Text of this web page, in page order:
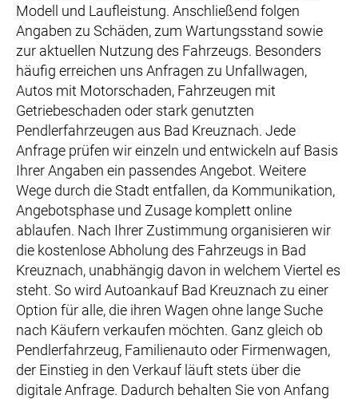
Modell und Laufleistung. Anschließend folgen
Angaben zu Schäden, zum Wartungsstand sowie
zur aktuellen Nutzung des Fahrzeugs. Besonders
häufig erreichen uns Anfragen zu Unfallwagen,
Autos mit Motorschaden, Fahrzeugen mit
Getriebeschaden oder stark genutzten
Pendlerfahrzeugen aus Bad Kreuznach. Jede
Anfrage prüfen wir einzeln und entwickeln auf Basis
Ihrer Angaben ein passendes Angebot. Weitere
Wege durch die Stadt entfallen, da Kommunikation,
Angebotsphase und Zusage komplett online
ablaufen. Nach Ihrer Zustimmung organisieren wir
die kostenlose Abholung des Fahrzeugs in Bad
Kreuznach, unabhängig davon in welchem Viertel es
steht. So wird Autoankauf Bad Kreuznach zu einer
Option für alle, die ihren Wagen ohne lange Suche
nach Käufern verkaufen möchten. Ganz gleich ob
Pendlerfahrzeug, Familienauto oder Firmenwagen,
der Einstieg in den Verkauf läuft stets über die
digitale Anfrage. Dadurch behalten Sie von Anfang